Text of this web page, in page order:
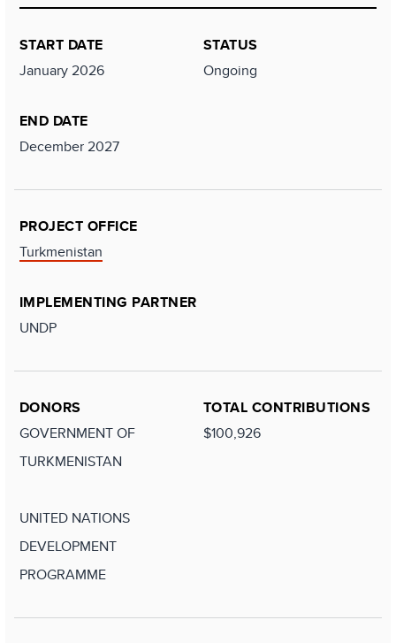
START DATE
January 2026
END DATE
December 2027
STATUS
Ongoing
PROJECT OFFICE
Turkmenistan
IMPLEMENTING PARTNER
UNDP
DONORS
GOVERNMENT OF
TURKMENISTAN
UNITED NATIONS
DEVELOPMENT
PROGRAMME
TOTAL CONTRIBUTIONS
$100,926